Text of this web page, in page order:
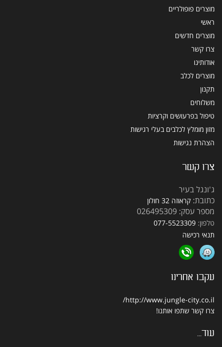
מוצרים פופולריים
ראשי
מוצרים חדשים
צרו קשר
אודותינו
מוצרים לכלב
תקנון
משלוחים
טיפול בפרעושים וקרציות
מזון מומלץ לכלבים בעלי רגישות
הצהרת נגישות
צרו קשר
ג'ונגל בעיר
כתובת: קראוזה 32 חולון
מספר עסק: 026495309
טלפון: 077-5523309
תנאי רכישה
עקבו אחרינו
http://www.jungle-city.co.il/
צרו קשר שתפו אותנו!
עוד...